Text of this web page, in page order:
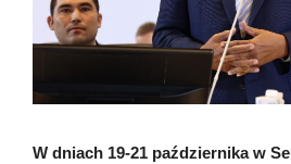
W dniach 19-21 października w